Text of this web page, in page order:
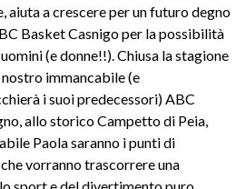
aiuta a crescere per un futuro degno
Basket Casnigo per la possibilità
(e donne!!). Chiusa la stagione
immancabile (e
i suoi predecessori) ABC
allo storico Campetto di Peia,
Paola saranno i punti di
vorranno trascorrere una